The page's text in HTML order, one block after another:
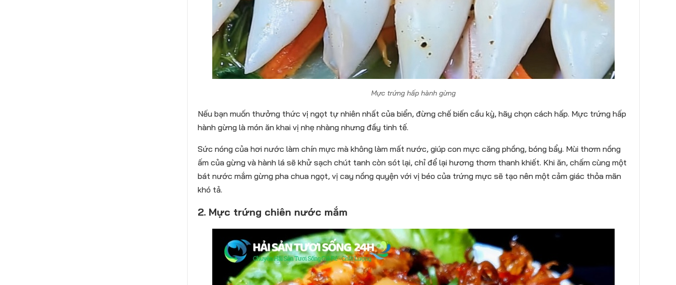
Mực trứng hấp hành gừng
Nếu bạn muốn thưởng thức vị ngọt tự nhiên nhất của biển, đừng chế biến cầu kỳ, hãy chọn cách hấp. Mực trứng hấp
hành gừng là món ăn khai vị nhẹ nhàng nhưng đầy tinh tế.
Sức nóng của hơi nước làm chín mực mà không làm mất nước, giúp con mực căng phồng, bóng bẩy. Mùi thơm nồng
ấm của gừng và hành lá sẽ khử sạch chút tanh còn sót lại, chỉ để lại hương thơm thanh khiết. Khi ăn, chấm cùng một
bát nước mắm gừng pha chua ngọt, vị cay nồng quyện với vị béo của trứng mực sẽ tạo nên một cảm giác thỏa mãn
khó tả.
2. Mực trứng chiên nước mắm